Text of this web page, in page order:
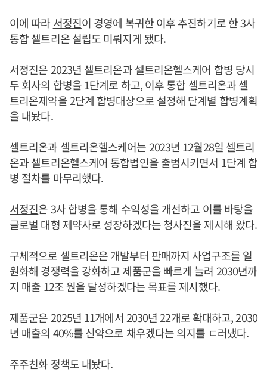
이에 따라 서정진이 경영에 복귀한 이후 추진하기로 한 3사
통합 셀트리온 설립도 미뤄지게 됐다.
서정진은 2023년 셀트리온과 셀트리온헬스케어 합병 당시
두 회사의 합병을 1단계로 하고, 이후 통합 셀트리온과 셀
트리온제약을 2단계 합병대상으로 설정해 단계별 합병계획
을 내놨다.
셀트리온과 셀트리온헬스케어는 2023년 12월28일 셀트리
온과 셀트리온헬스케어 통합법인을 출범시키면서 1단계 합
병 절차를 마무리했다.
서정진은 3사 합병을 통해 수익성을 개선하고 이를 바탕을
글로벌 대형 제약사로 성장하겠다는 청사진을 제시해 왔다.
구체적으로 셀트리온은 개발부터 판매까지 사업구조를 일
원화해 경쟁력을 강화하고 제품군을 빠르게 늘려 2030년까
지 매출 12조 원을 달성하겠다는 목표를 제시했다.
제품군은 2025년 11개에서 2030년 22개로 확대하고, 2030
년 매출의 40%를 신약으로 채우겠다는 의지를 ㄷ러냈다.
주주친화 정책도 내놨다.